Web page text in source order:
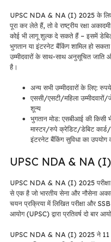
UPSC NDA & NA (I) 2025 के लिए
पूरा कर लेते हैं, तो वे राष्ट्रीय रक्षा
कोई भी लागू शुल्क दे सकते हैं – इसमें
भुगतान या इंटरनेट बैंकिंग शामिल हो
उम्मीदवारों के साथ-साथ अनुसूचित जाति
है।
अन्य सभी उम्मीदवारों के लिए:
एससी/एसटी/महिला
शून्य
भुगतान मोड: एसबीआई की किसी
मास्टर/रुपे क्रेडिट/डेबिट
इंटरनेट बैंकिंग सुविधा का
UPSC NDA & NA (I)
UPSC NDA & NA (I) 2025 परीक्षा
से एक है जो भारतीय सेना और नौसेना
चयन प्रक्रिया में लिखित परीक्षा और
आयोग (UPSC) द्वारा प्रतिवर्ष दो बार
UPSC NDA & NA (I) 2025 ने 11